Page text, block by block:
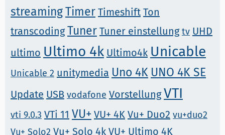
streamingTimer Timeshift Ton
transcoding Tuner Tuner einstellung tv UHD
ultimo Ultimo 4k Ultimo4k Unicable
Unicable 2 unitymedia Uno 4K UNO 4K SE
Update USB vodafone Vorstellung VTI
vti 9.0.3 VTi 11 VU+ VU+ 4K Vu+ Duo2 vu+duo2
Vu+ Solo2 Vu+ Solo 4k VU+ Ultimo 4K